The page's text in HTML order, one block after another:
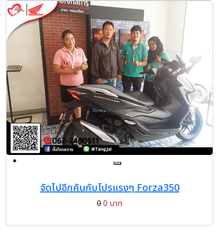
จัดไปอีกคันกับโปรแรงๆ Forza350
00 บาท